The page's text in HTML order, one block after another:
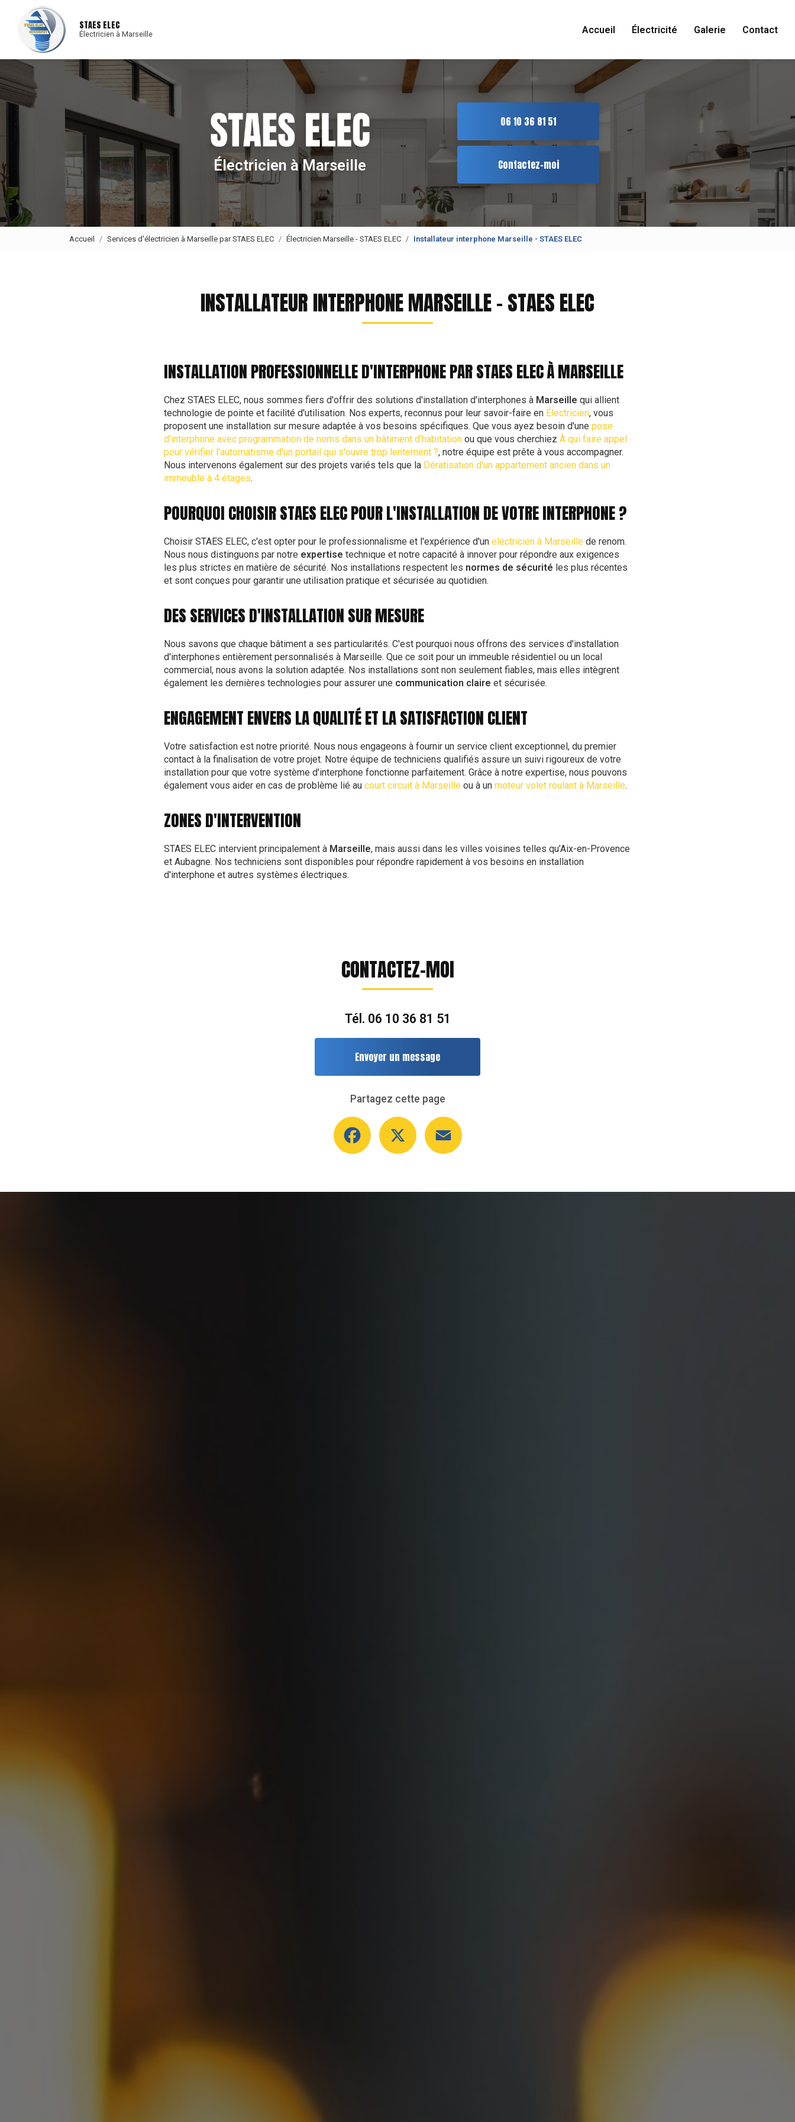
contenu
principal
STAES ELEC
Électricien à Marseille Accueil Électricité Galerie Contact
Électricien à Marseille
06 10 36 81 51
Contactez-moi
Accueil Services d'électricien à Marseille par STAES ELEC Électricien Marseille - STAES ELEC Installateur interphone Marseille - STAES ELEC
INSTALLATEUR INTERPHONE MARSEILLE - STAES ELEC
INSTALLATION PROFESSIONNELLE D'INTERPHONE PAR STAES ELEC À MARSEILLE
Chez STAES ELEC, nous sommes fiers d'offrir des solutions d'installation d'interphones à Marseille qui allient
technologie de pointe et facilité d'utilisation. Nos experts, reconnus pour leur savoir-faire en Électricien, vous
proposent une installation sur mesure adaptée à vos besoins spécifiques. Que vous ayez besoin d'une pose
d'interphone avec programmation de noms dans un bâtiment d'habitation ou que vous cherchiez À qui faire appel
pour vérifier l'automatisme d'un portail qui s'ouvre trop lentement ?, notre équipe est prête à vous accompagner.
Nous intervenons également sur des projets variés tels que la Dératisation d'un appartement ancien dans un
immeuble à 4 étages.
POURQUOI CHOISIR STAES ELEC POUR L'INSTALLATION DE VOTRE INTERPHONE ?
Choisir STAES ELEC, c'est opter pour le professionnalisme et l'expérience d'un electricien à Marseille de renom.
Nous nous distinguons par notre expertise technique et notre capacité à innover pour répondre aux exigences
les plus strictes en matière de sécurité. Nos installations respectent les normes de sécurité les plus récentes
et sont conçues pour garantir une utilisation pratique et sécurisée au quotidien.
DES SERVICES D'INSTALLATION SUR MESURE
Nous savons que chaque bâtiment a ses particularités. C'est pourquoi nous offrons des services d'installation
d'interphones entièrement personnalisés à Marseille. Que ce soit pour un immeuble résidentiel ou un local
commercial, nous avons la solution adaptée. Nos installations sont non seulement fiables, mais elles intègrent
également les dernières technologies pour assurer une communication claire et sécurisée.
ENGAGEMENT ENVERS LA QUALITÉ ET LA SATISFACTION CLIENT
Votre satisfaction est notre priorité. Nous nous engageons à fournir un service client exceptionnel, du premier
contact à la finalisation de votre projet. Notre équipe de techniciens qualifiés assure un suivi rigoureux de votre
installation pour que votre système d'interphone fonctionne parfaitement. Grâce à notre expertise, nous pouvons
également vous aider en cas de problème lié au court circuit à Marseille ou à un moteur volet roulant à Marseille.
ZONES D'INTERVENTION
STAES ELEC intervient principalement à Marseille, mais aussi dans les villes voisines telles qu’Aix-en-Provence
et Aubagne. Nos techniciens sont disponibles pour répondre rapidement à vos besoins en installation
d'interphone et autres systèmes électriques.
CONTACTEZ-MOI
Tél. 06 10 36 81 51
Envoyer un message
Partagez cette page
Facebook